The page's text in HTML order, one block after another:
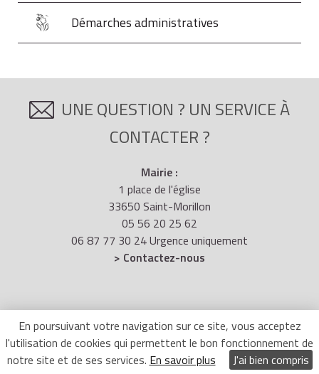
En poursuivant votre navigation sur ce site, vous acceptez
l'utilisation de cookies qui permettent le bon fonctionnement de
notre site et de ses services. En savoir plus J'ai bien compris
Démarches administratives
UNE QUESTION ? UN SERVICE À
CONTACTER ?
Mairie :
1 place de l'église
33650 Saint-Morillon
05 56 20 25 62
06 87 77 30 24 Urgence uniquement
> Contactez-nous
HORAIRES D'OUVERTURE
Lundi : 14h - 18h